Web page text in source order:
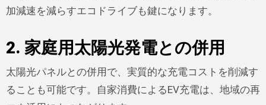
加減速を減らすエコドライブも鍵になります。
2. 家庭用太陽光発電との併用
太陽光パネルとの併用で、実質的な充電コストを削減す
ることも可能です。自家消費によるEV充電は、地域の再